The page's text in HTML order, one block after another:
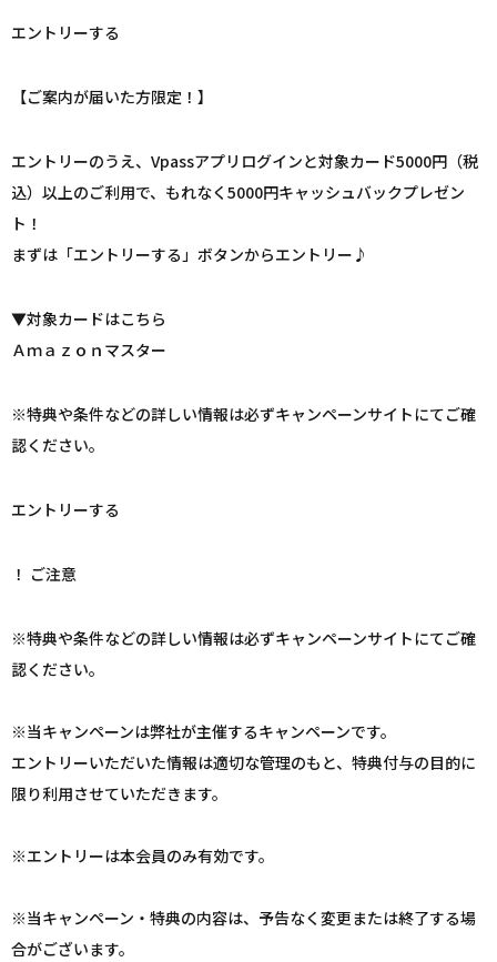
エントリーする
【ご案内が届いた方限定！】
エントリーのうえ、Vpassアプリログインと対象カード5000円（税
込）以上のご利用で、もれなく5000円キャッシュバックプレゼン
ト！
まずは「エントリーする」ボタンからエントリー♪
▼対象カードはこちら
Ａｍａｚｏｎマスター
※特典や条件などの詳しい情報は必ずキャンペーンサイトにてご確
認ください。
エントリーする
！ ご注意
※特典や条件などの詳しい情報は必ずキャンペーンサイトにてご確
認ください。
※当キャンペーンは弊社が主催するキャンペーンです。
エントリーいただいた情報は適切な管理のもと、特典付与の目的に
限り利用させていただきます。
※エントリーは本会員のみ有効です。
※当キャンペーン・特典の内容は、予告なく変更または終了する場
合がございます。